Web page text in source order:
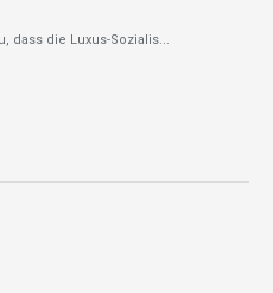
dass die Luxus-Sozialis...